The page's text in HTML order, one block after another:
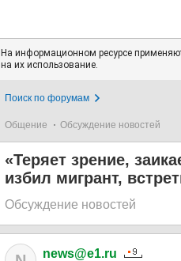
На информационном ресурсе
на их использование.
Поиск по форумам
Общение Обсуждение новостей
«Теряет зрение,
избил мигрант,
Обсуждение новостей
news@e1.ru